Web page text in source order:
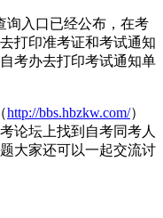
询入口已经公布，在考
打印准考证和考试通知
考办去打印考试通知单
http://bbs.hbzkw.com/）
论坛上找到自考同考人
大家还可以一起交流讨